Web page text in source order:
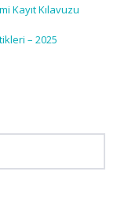
Kayıt Kılavuzu
– 2025